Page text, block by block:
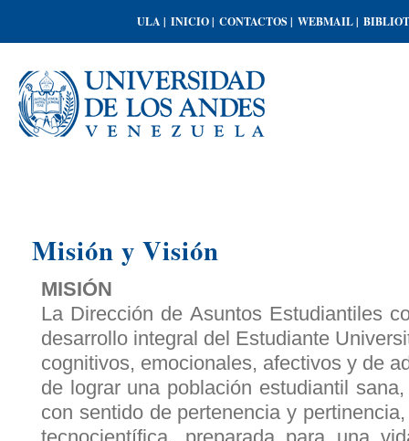
ULA | INICIO | CONTACTOS | WEBMAIL |
Misión y Visión
MISIÓN
La Dirección de Asuntos Estudiantiles
desarrollo integral del Estudiante
cognitivos, emocionales, afectivos y de
de lograr una población estudiantil
con sentido de pertenencia y